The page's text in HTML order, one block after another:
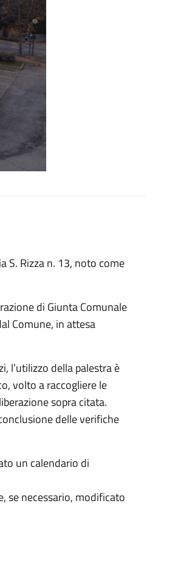
S. Rizza n. 13, noto come
di Giunta Comunale
Comune, in attesa
l’utilizzo della palestra è
volto a raccogliere le
sopra citata.
delle verifiche
un calendario di
se necessario, modificato